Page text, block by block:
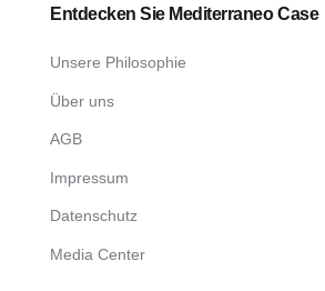
Entdecken Sie Mediterraneo Case
Unsere Philosophie
Über uns
AGB
Impressum
Datenschutz
Media Center